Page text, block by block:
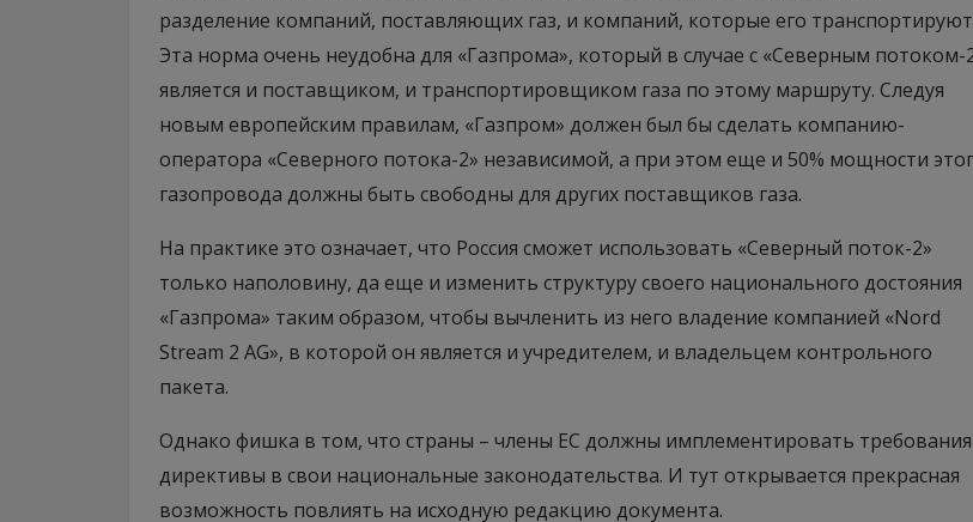
разделение компаний, поставляющих газ, и компаний, которые его
Эта норма очень неудобна для «Газпрома», который в случае с «Северным потоком-
является и поставщиком, и транспортировщиком газа по этому маршруту. Следуя
новым европейским правилам, «Газпром» должен был бы сделать компанию-
оператора «Северного потока-2» независимой, а при этом еще и 50% мощности
газопровода должны быть свободны для других поставщиков газа.
На практике это означает, что Россия сможет использовать «Северный поток-2»
только наполовину, да еще и изменить структуру своего национального достояния
«Газпрома» таким образом, чтобы вычленить из него владение компанией «Nord
Stream 2 AG», в которой он является и учредителем, и владельцем контрольного
пакета.
Однако фишка в том, что страны – члены ЕС должны имплементировать требования
директивы в свои национальные законодательства. И тут открывается прекрасная
возможность повлиять на исходную редакцию документа.